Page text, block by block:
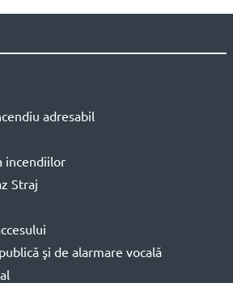
adresabil
incendiilor
Straj
şi de alarmare vocală